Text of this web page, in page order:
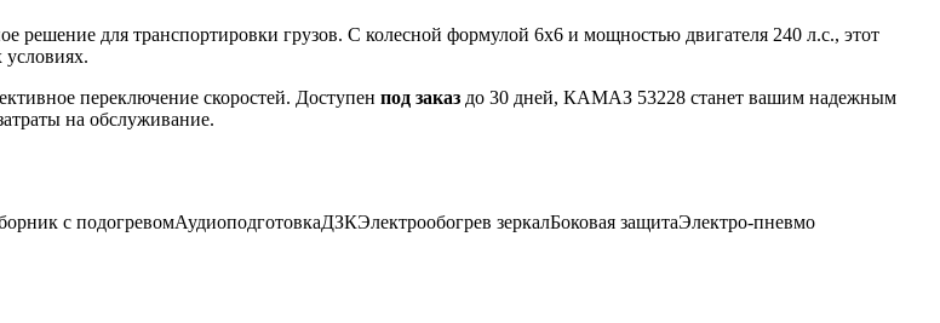
решение для транспортировки грузов. С колесной формулой 6х6 и мощностью двигателя 240 л.с., этот
переключение скоростей. Доступен под заказ до 30 дней, КАМАЗ 53228 станет вашим надежным
на обслуживание.
с подогревомАудиоподготовкаДЗКЭлектрообогрев зеркалБоковая защитаЭлектро-пневмо